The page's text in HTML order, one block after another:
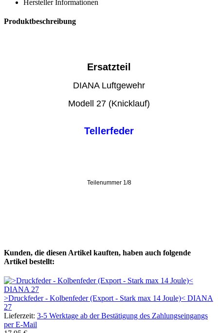
Hersteller Informationen
Produktbeschreibung
Ersatzteil
DIANA Luftgewehr
Modell 27 (Knicklauf)
Tellerfeder
Teilenummer 1/8
Kunden, die diesen Artikel kauften, haben auch folgende
Artikel bestellt:
>Druckfeder - Kolbenfeder (Export - Stark max 14 Joule)< DIANA
27
Lieferzeit: 3-5 Werktage ab der Bestätigung des Zahlungseingangs
per E-Mail